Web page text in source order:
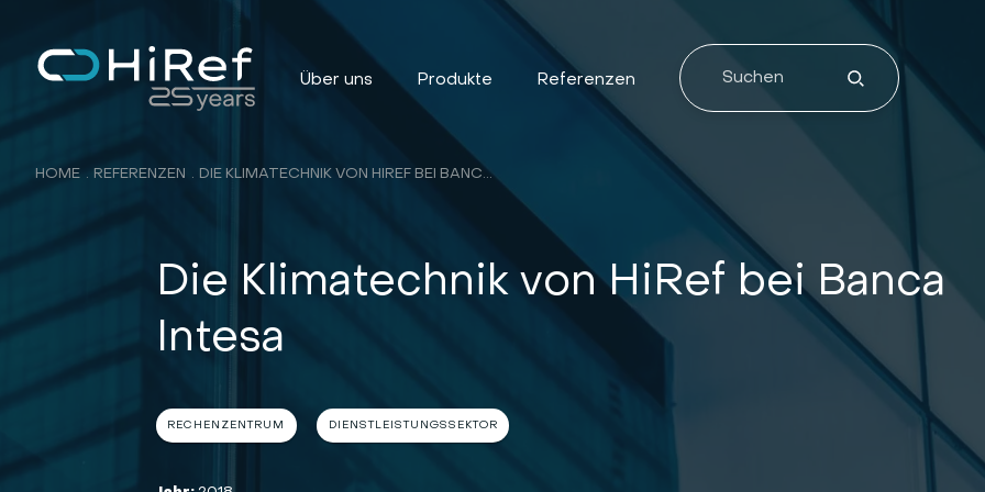
Über uns Produkte Referenzen
HOME REFERENZEN DIE KLIMATECHNIK VON HIREF BEI BANCA INTESA
Die Klimatechnik von HiRef bei Banca
Intesa
RECHENZENTRUM DIENSTLEISTUNGSSEKTOR